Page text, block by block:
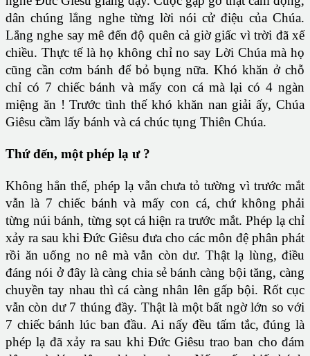
dân chúng lắng nghe từng lời nói cử điệu của Chúa.
Lắng nghe say mê đến độ quên cả giờ giấc vì trời đã xế
chiều. Thực tế là họ không chỉ no say Lời Chúa mà họ
cũng cần cơm bánh để bỏ bụng nữa. Khó khăn ở chỗ
chỉ có 7 chiếc bánh và mấy con cá mà lại có 4 ngàn
miệng ăn ! Trước tình thế khó khăn nan giải ấy, Chúa
Giêsu cầm lấy bánh và cá chúc tụng Thiên Chúa.
Thứ đến, một phép lạ ư ?
Không hẳn thế, phép lạ vẫn chưa tỏ tường vì trước mắt
vẫn là 7 chiếc bánh và mấy con cá, chứ không phải
từng núi bánh, từng sọt cá hiện ra trước mắt. Phép lạ chỉ
xảy ra sau khi Đức Giêsu đưa cho các môn đệ phân phát
rồi ăn uống no nê mà vẫn còn dư. Thật lạ lùng, điều
đáng nói ở đây là càng chia sẻ bánh càng bội tăng, càng
chuyền tay nhau thì cá càng nhân lên gấp bội. Rốt cục
vẫn còn dư 7 thúng đầy. Thật là một bất ngờ lớn so với
7 chiếc bánh lúc ban đầu. Ai nấy đều tấm tắc, đúng là
phép lạ đã xảy ra sau khi Đức Giêsu trao ban cho đám